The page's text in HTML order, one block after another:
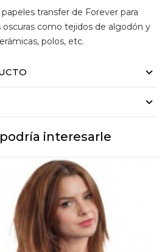
transfer de Forever para
como tejidos de algodón y
polos, etc.
interesarle